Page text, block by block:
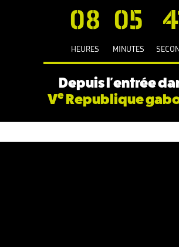
08
HEURES
05
MINUTES
Depuis l'entrée
VeRepublique